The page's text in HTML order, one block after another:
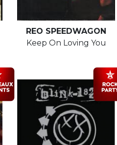
REO SPEEDWAGON
Keep On Loving You